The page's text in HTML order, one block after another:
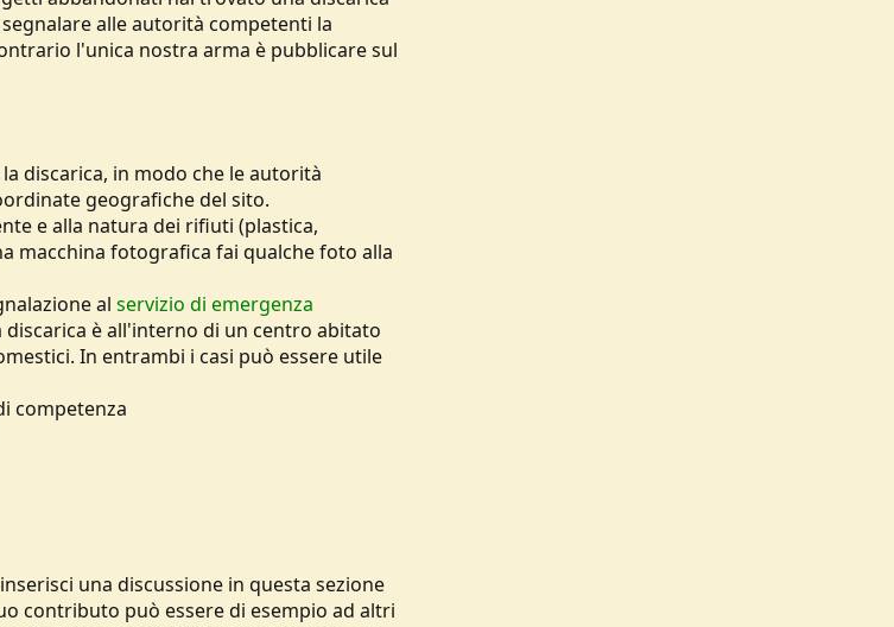
alle autorità competenti la
l'unica nostra arma è pubblicare sul
discarica, in modo che le autorità
geografiche del sito.
e alla natura dei rifiuti (plastica,
macchina fotografica fai qualche foto alla
al servizio di emergenza
discarica è all'interno di un centro abitato
In entrambi i casi può essere utile
competenza
una discussione in questa sezione
contributo può essere di esempio ad altri